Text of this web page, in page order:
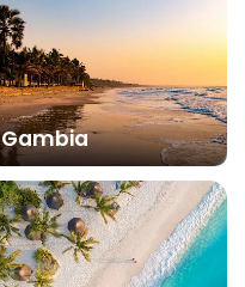
Gambia